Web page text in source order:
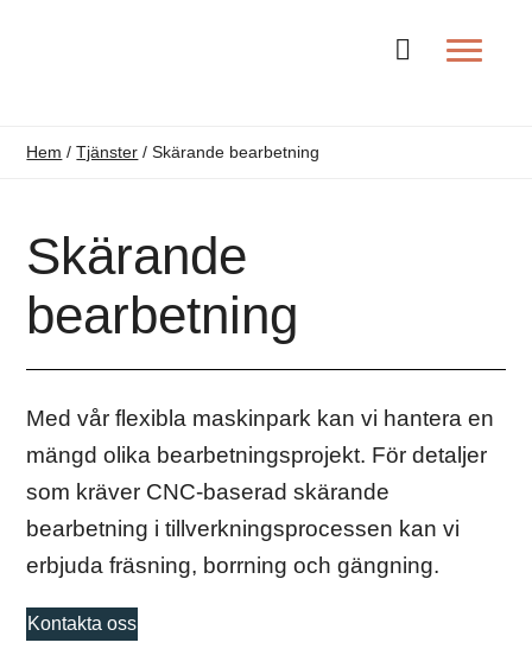
Hem /Tjänster /Skärande bearbetning
Skärande
bearbetning
Med vår flexibla maskinpark kan vi hantera en
mängd olika bearbetningsprojekt. För detaljer
som kräver CNC-baserad skärande
bearbetning i tillverkningsprocessen kan vi
erbjuda fräsning, borrning och gängning.
Kontakta oss